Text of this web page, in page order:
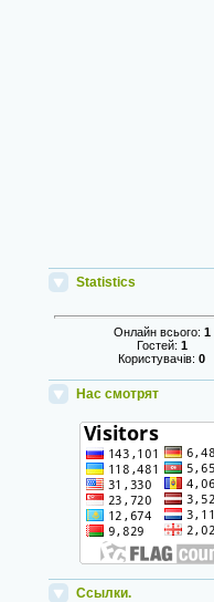
Statistics
Онлайн всього: 1
Гостей: 1
Користувачів:0
Нас смотрят
Ссылки.